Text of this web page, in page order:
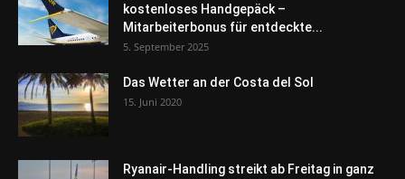
kostenloses Handgepäck –
Mitarbeiterbonus für entdeckte...
5. September 2025
Das Wetter an der Costa del Sol
15. Juni 2020
Ryanair-Handling streikt ab Freitag in ganz